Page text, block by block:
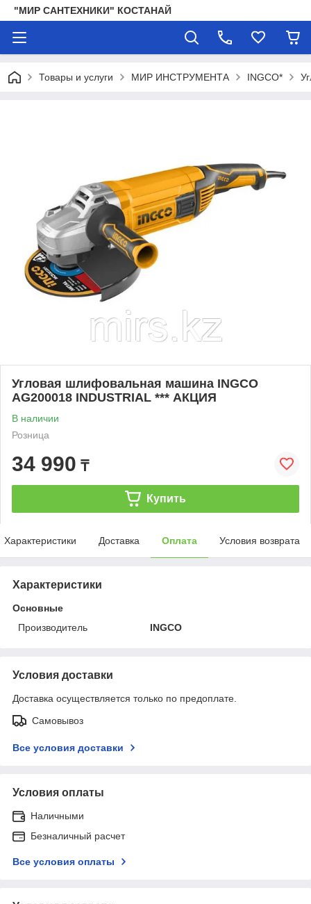
"МИР САНТЕХНИКИ" КОСТАНАЙ
Товары и услуги МИР ИНСТРУМЕНТА INGCO*
Угловая шлифовальная машина INGCO
AG200018 INDUSTRIAL *** АКЦИЯ
В наличии
Розница
34 990 ₸
Купить
Характеристики Доставка Оплата Условия возврата
Характеристики
Основные
Производитель
INGCO
Условия доставки
Доставка осуществляется только по предоплате.
Самовывоз
Все условия доставки
Условия оплаты
Наличными
Безналичный расчет
Все условия оплаты